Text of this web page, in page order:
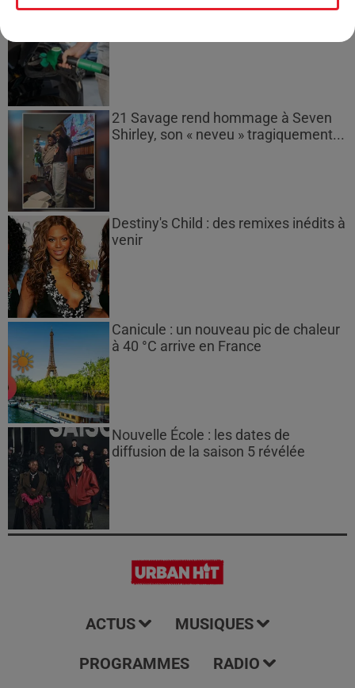
Les prix des carburants explosent :
21 Savage rend hommage à Seven
Shirley, son « neveu » tragiquement...
Destiny's Child : des remixes inédits à
venir
Canicule : un nouveau pic de chaleur
à 40 °C arrive en France
Nouvelle École : les dates de
diffusion de la saison 5 révélée
ACTUS MUSIQUES
PROGRAMMES RADIO